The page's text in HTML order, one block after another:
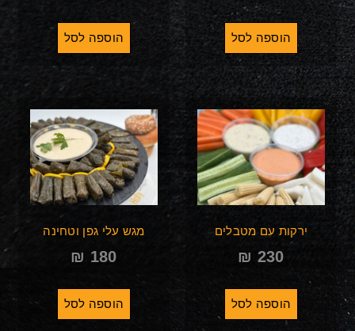
הוספה לסל הוספה לסל
ירקות עם מטבלים
₪ 230
הוספה לסל
מגש עלי גפן וטחינה
₪ 180
הוספה לסל